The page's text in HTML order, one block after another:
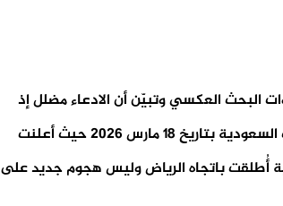
البحث العكسي وتبيّن أن الادعاء مضلل إذ
يعود المقطع الأصلي إلى مشاهد لشظايا صواريخ استهدفت السعودية بتاريخ 18 مارس 2026 حيث أعلنت
أُطلقت باتجاه الرياض وليس هجوم جديد على